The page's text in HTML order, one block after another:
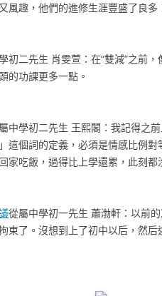
風趣，他們的進修生涯豐盛了良多
二先生 肖雯萱：在“雙減”之前，
的功課更多一點。
中學初二先生 王熙閣：我記得之
這個詞的定義，必須是情感比例
家吃飯，過得比上學還累，此刻都
從屬中學初一先生 蕭渤軒：以前
束了。沒想到上了初中以后，然